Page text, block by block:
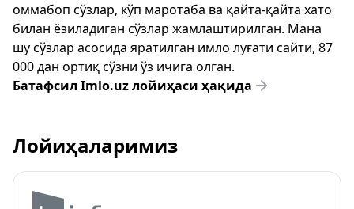
оммабоп сўзлар, кўп маротаба ва қайта-қайта хато
билан ёзиладиган сўзлар жамлаштирилган. Мана
шу сўзлар асосида яратилган имло луғати сайти, 87
000 дан ортиқ сўзни ўз ичига олган.
Батафсил Imlo.uz лойиҳаси ҳақида
Лойиҳаларимиз